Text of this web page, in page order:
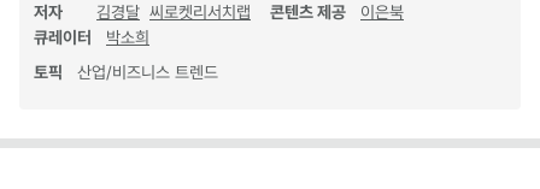
저자 김경달 씨로켓리서치랩 콘텐츠 제공
이은북
큐레이터
박소희
토픽
산업/비즈니스 트렌드